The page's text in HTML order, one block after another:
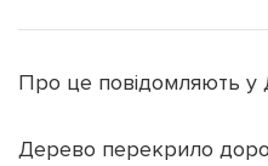
Зв'язатися з нами
Про це повідомляють
Дерево перекрило